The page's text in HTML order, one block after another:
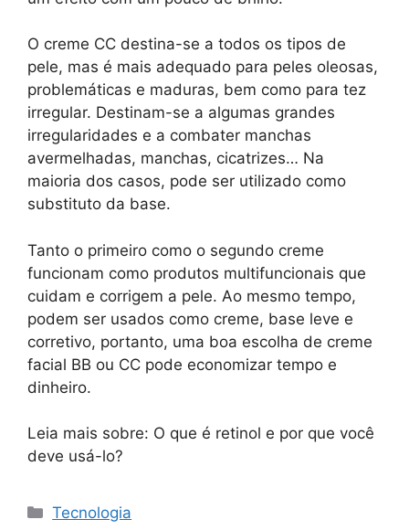
O creme CC destina-se a todos os tipos de
pele, mas é mais adequado para peles oleosas,
problemáticas e maduras, bem como para tez
irregular. Destinam-se a algumas grandes
irregularidades e a combater manchas
avermelhadas, manchas, cicatrizes… Na
maioria dos casos, pode ser utilizado como
substituto da base.
Tanto o primeiro como o segundo creme
funcionam como produtos multifuncionais que
cuidam e corrigem a pele. Ao mesmo tempo,
podem ser usados ​​como creme, base leve e
corretivo, portanto, uma boa escolha de creme
facial BB ou CC pode economizar tempo e
dinheiro.
Leia mais sobre: ​​O que é retinol e por que você
deve usá-lo?
Categorias
Tecnologia